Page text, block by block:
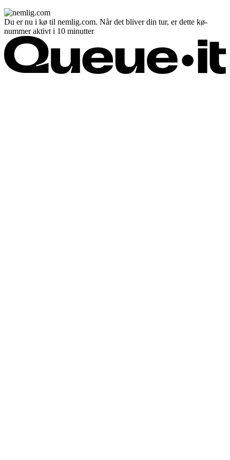
Du er nu i kø til nemlig.com. Når det bliver din tur, er dette kø-
nummer aktivt i 10 minutter